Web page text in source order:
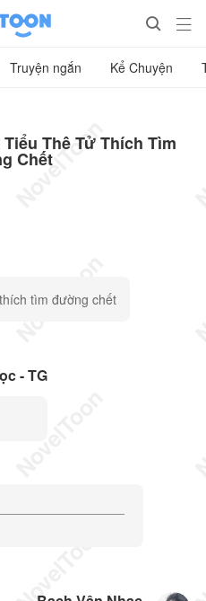
 
Truyện ngắn Kể Chuyện
Thê Tử Thích Tìm
Chết
tìm đường chết
- TG